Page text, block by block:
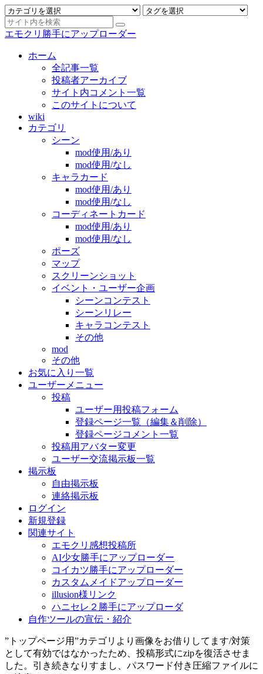
エモクリ勝手にアップローダー
ホーム
全記事一覧
投稿者アーカイブ
サイト内コメント一覧
このサイトについて
wiki
カテゴリ
シーン
mod使用/あり
mod使用/なし
キャラカード
mod使用/あり
mod使用/なし
コーディネートカード
mod使用/あり
mod使用/なし
ポーズ
マップ
スクリーンショット
イベント・ユーザー企画
シーンコンテスト
シーンリレー
キャラコンテスト
その他
mod
その他
お気に入り一覧
ユーザーメニュー
投稿
ユーザー用投稿フォーム
登録ページ一覧（編集＆削除）
登録ページコメント一覧
投稿用アバター変更
ユーザー交流掲示板一覧
掲示板
自由掲示板
連絡掲示板
ログイン
新規登録
関連サイト
エモクリ感想投稿所
AI少女勝手にアップローダー
コイカツ勝手にアップローダー
カスタムメイドアップローダー
illusion様リンク
ハニセレ２勝手にアップローダ
自作ツールの宣伝・紹介
”トップページ用”カテゴリより画像をお借りしてます/対策
として有効ではなかったため、投稿形式にzipを復活させま
した。引き続きなりすまし、パスワード付き圧縮ファイルに